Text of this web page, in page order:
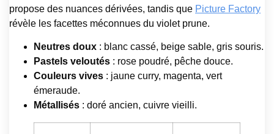
propose des nuances dérivées, tandis que Picture Factory
révèle les facettes méconnues du violet prune.
Neutres doux : blanc cassé, beige sable, gris souris.
Pastels veloutés : rose poudré, pêche douce.
Couleurs vives : jaune curry, magenta, vert
émeraude.
Métallisés : doré ancien, cuivre vieilli.